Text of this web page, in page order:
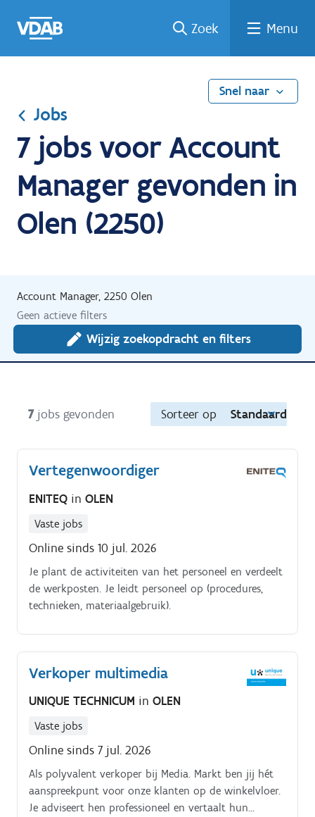
naar
een
een
job
naar
Zoek Menu
Snel naar
Jobs
7 jobs voor Account
Manager gevonden in
Olen (2250)
Account Manager, 2250 Olen
Geen actieve filters
Wijzig zoekopdracht en filters
7 jobs gevonden Sorteer op Standaard
Vertegenwoordiger
ENITEQ in OLEN
Vaste jobs
Online sinds 10 jul. 2026
Je plant de activiteiten van het personeel en verdeelt
de werkposten. Je leidt personeel op (procedures,
technieken, materiaalgebruik).
Verkoper multimedia
UNIQUE TECHNICUM in OLEN
Vaste jobs
Online sinds 7 jul. 2026
Als polyvalent verkoper bij Media. Markt ben jij hét
aanspreekpunt voor onze klanten op de winkelvloer.
Je adviseert hen professioneel en vertaalt hun